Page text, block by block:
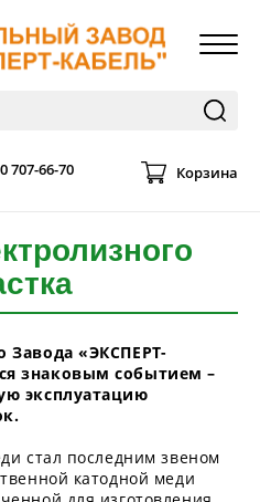
707-66-70 Корзина
Завода «ЭКСПЕРТ-
знаковым событием –
эксплуатацию
стал последним звеном
катодной меди